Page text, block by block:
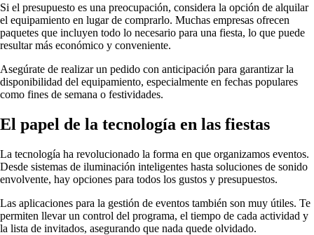
Si el presupuesto es una preocupación, considera la opción de alquilar
el equipamiento en lugar de comprarlo. Muchas empresas ofrecen
paquetes que incluyen todo lo necesario para una fiesta, lo que puede
resultar más económico y conveniente.
Asegúrate de realizar un pedido con anticipación para garantizar la
disponibilidad del equipamiento, especialmente en fechas populares
como fines de semana o festividades.
El papel de la tecnología en las fiestas
La tecnología ha revolucionado la forma en que organizamos eventos.
Desde sistemas de iluminación inteligentes hasta soluciones de sonido
envolvente, hay opciones para todos los gustos y presupuestos.
Las aplicaciones para la gestión de eventos también son muy útiles. Te
permiten llevar un control del programa, el tiempo de cada actividad y
la lista de invitados, asegurando que nada quede olvidado.